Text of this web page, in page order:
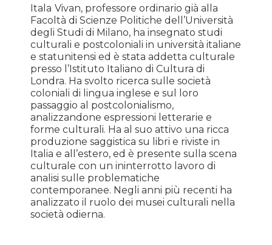
Itala Vivan, professore ordinario già alla
Facoltà di Scienze Politiche dell’Università
degli Studi di Milano, ha insegnato studi
culturali e postcoloniali in università italiane
e statunitensi ed è stata addetta culturale
presso l’Istituto Italiano di Cultura di
Londra. Ha svolto ricerca sulle società
coloniali di lingua inglese e sul loro
passaggio al postcolonialismo,
analizzandone espressioni letterarie e
forme culturali. Ha al suo attivo una ricca
produzione saggistica su libri e riviste in
Italia e all’estero, ed è presente sulla scena
culturale con un ininterrotto lavoro di
analisi sulle problematiche
contemporanee. Negli anni più recenti ha
analizzato il ruolo dei musei culturali nella
società odierna.